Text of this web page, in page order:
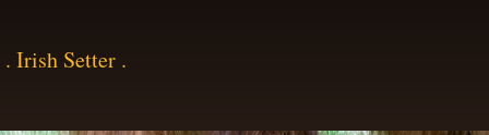
. Irish Setter .